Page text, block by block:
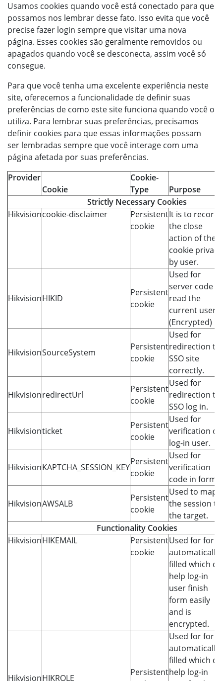
Usamos cookies quando você está conectado para que
possamos nos lembrar desse fato. Isso evita que você
precise fazer login sempre que visitar uma nova
página. Esses cookies são geralmente removidos ou
apagados quando você se desconecta, assim você só
consegue.
Para que você tenha uma excelente experiência neste
site, oferecemos a funcionalidade de definir suas
preferências de como este site funciona quando você o
utiliza. Para lembrar suas preferências, precisamos
definir cookies para que essas informações possam
ser lembradas sempre que você interage com uma
página afetada por suas preferências.
Provider
Cookie
Cookie-
Type
Purpose
Strictly Necessary Cookies
Hikvisioncookie-disclaimer
Persistent
cookie
It is to record
the close
action of the
cookie privacy
by user.
HikvisionHIKID
Persistent
cookie
Used for
server code
read the
current user
(Encrypted)
HikvisionSourceSystem
Persistent
cookie
Used for
redirection to
SSO site
correctly.
HikvisionredirectUrl
Persistent
cookie
Used for
redirection to
SSO log in.
Hikvisionticket
Persistent
cookie
Used for
verification of
log-in user.
HikvisionKAPTCHA_SESSION_KEY
Persistent
cookie
Used for
verification
code in forms.
HikvisionAWSALB
Persistent
cookie
Used to map
the session to
the target.
Functionality Cookies
HikvisionHIKEMAIL
Persistent
cookie
Used for
automatically
filled which
help log-in
user finish
form easily
and is
encrypted.
HikvisionHIKROLE
Persistent
Used for
automatically
filled which
help log-in